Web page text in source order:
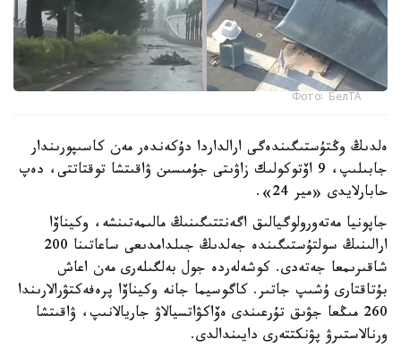
Фото: БелТА
ەلدىڭ وڭتۇستىگىندەگى ارالداردا دۇكەندەر مەن كاسىپورىندار
جابىلىپ، 9 اۆتوكولىك زاۋىتى جۇمىسىن ۋاقىتشا توقتاتتى، دەپ
حابارلايدى «مير 24».
جاپونيا مەتەورولوگيالىق اگەنتتىگىنىڭ مالىمەتىنشە، وكيناۆا
ارالىنىڭ سولتۇستىگىندە جەلدىڭ جىلدامدىعى ساعاتىنا 200
شاقىرىمعا جەتەدى. كوشەلەردە جول بەلگىلەرى مەن اعاش
بۇتاقتارى ۇشىپ جاتىر. كاگوسيما جانە وكيناۆا پرەفەكتۋرالارىندا
260 مىڭعا جۋىق تۇرعىندى ەۆاكۋاتسيالاۋ جاريالانىپ، ۋاقىتشا
ورنالاستىرۋ پۋنكتتەرى دايىندالدى.